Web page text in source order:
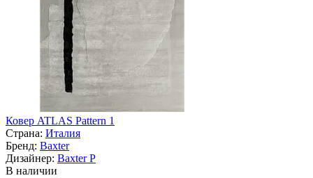
Ковер ATLAS Pattern 1
Страна: Италия
Бренд: Baxter
Дизайнер: Baxter P
В наличии